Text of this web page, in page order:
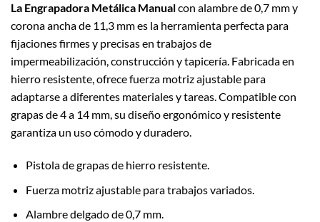
La Engrapadora Metálica Manualcon alambre de 0,7 mm y
corona ancha de 11,3 mm es la herramienta perfecta para
fijaciones firmes y precisas en trabajos de
impermeabilización, construcción y tapicería. Fabricada en
hierro resistente, ofrece fuerza motriz ajustable para
adaptarse a diferentes materiales y tareas. Compatible con
grapas de 4 a 14 mm, su diseño ergonómico y resistente
garantiza un uso cómodo y duradero.
Pistola de grapas de hierro resistente.
Fuerza motriz ajustable para trabajos variados.
Alambre delgado de 0,7 mm.